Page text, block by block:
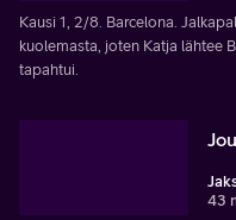
Kausi 1, 2/8. Barcelona.
kuolemasta, joten Katja lähtee
tapahtui.
43